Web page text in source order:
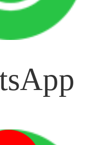
适或压迫感。这是因为牙
应期会逐渐缩短。
调整后的几天内，可能会
处方药物如布洛芬或局部
唇、舌头、颊内面）接
这些问题会逐渐减少。